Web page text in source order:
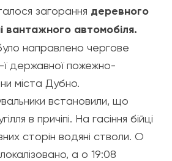
загорання деревного
вантажного автомобіля.
направлено чергове
ї державної пожежно-
міста Дубно.
встановили, що
в причіпі. На гасіння бійці
сторін водяні стволи. О
а о 19:08